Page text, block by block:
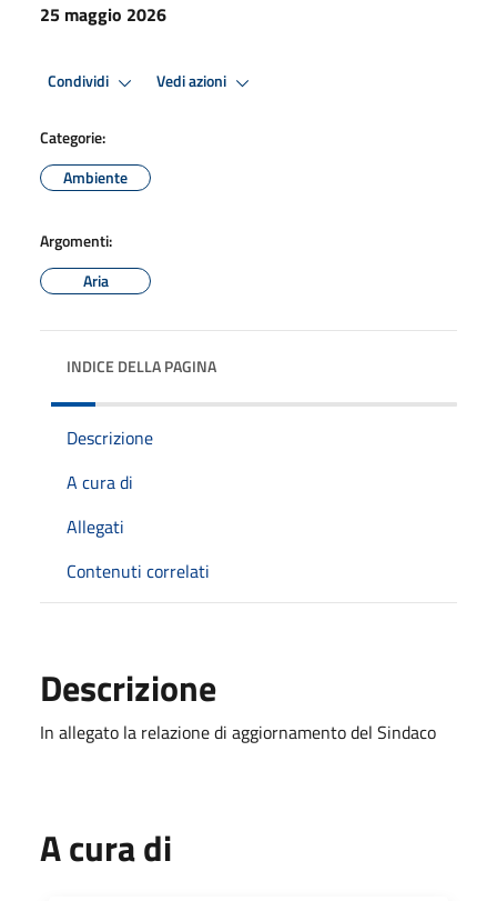
25 maggio 2026
Condividi Vedi azioni
Categorie:
Ambiente
Argomenti:
Aria
INDICE DELLA PAGINA
Descrizione
A cura di
Allegati
Contenuti correlati
Descrizione
In allegato la relazione di aggiornamento del Sindaco
A cura di